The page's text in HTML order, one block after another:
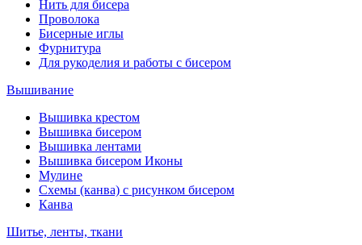
Нить для бисера
Проволока
Бисерные иглы
Фурнитура
Для рукоделия и работы с бисером
Вышивание
Вышивка крестом
Вышивка бисером
Вышивка лентами
Вышивка бисером Иконы
Мулине
Схемы (канва) с рисунком бисером
Канва
Шитье, ленты, ткани